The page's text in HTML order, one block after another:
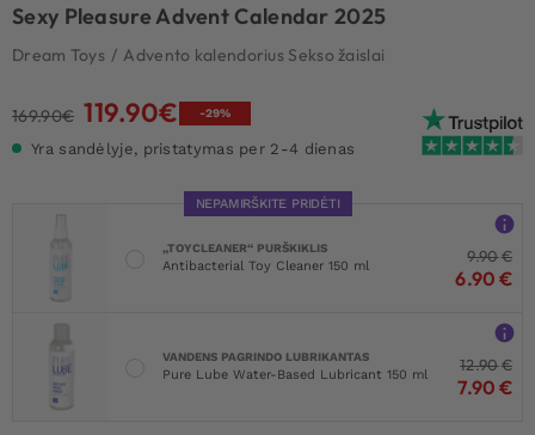
Sexy Pleasure Advent Calendar 2025
Dream Toys / Advento kalendorius Sekso žaislai
169.90€ Original
was:
119.90€ Current
is:
119.90€.
-29%
Yra sandėlyje, pristatymas per 2-4 dienas
NEPAMIRŠKITE PRIDĖTI
„TOYCLEANER“ PURŠKIKLIS
Antibacterial Toy Cleaner 150 ml
9.90€
6.90 €
VANDENS PAGRINDO LUBRIKANTAS
Pure Lube Water-Based Lubricant 150 ml
12.90€
7.90 €